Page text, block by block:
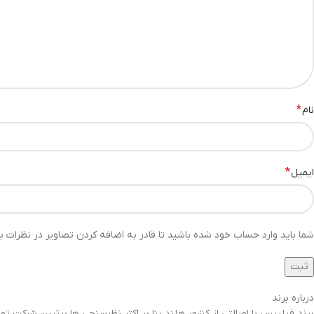
نام*
ایمیل*
شما باید وارد حساب خود شده باشید تا قادر به اضافه کردن تصاویر در نظرات
درباره برند